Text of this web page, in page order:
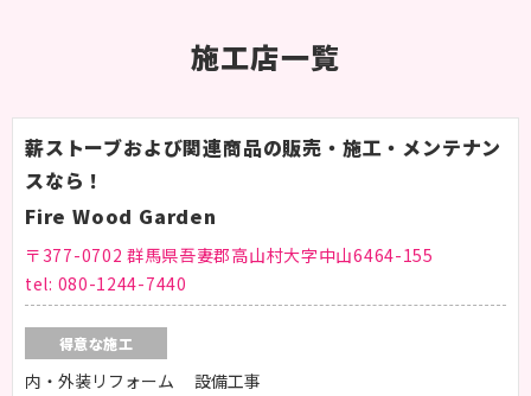
利用規約
施工店一覧
薪ストーブおよび関連商品の販売・施工・メンテナン
スなら！
Fire Wood Garden
〒377-0702 群馬県吾妻郡高山村大字中山6464-155
tel: 080-1244-7440
得意な施工
内・外装リフォーム 設備工事